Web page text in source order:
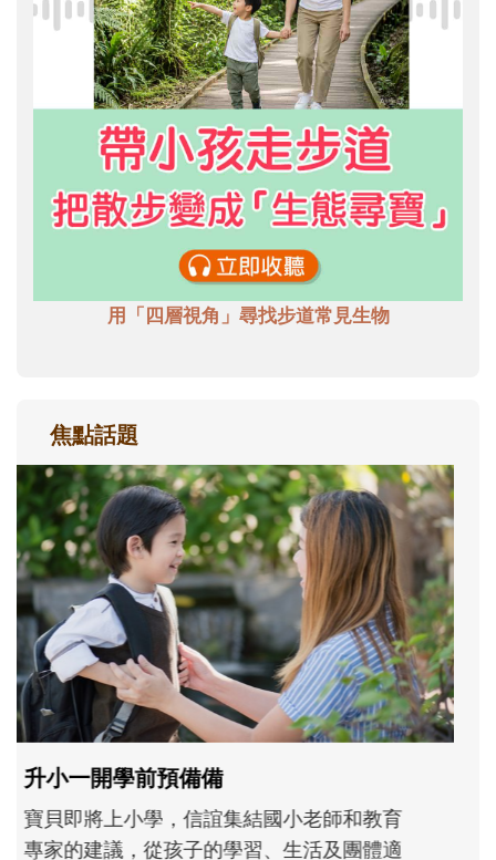
用「四層視角」尋找步道常見生物
焦點話題
和孩子一起長大的那個男人│讀懂父親的
不同模樣
沒有人天生就擅長當爸爸！男人總是在一次